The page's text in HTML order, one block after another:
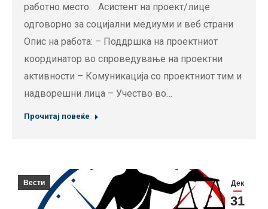
работно место: Асистент на проект/лице
одговорно за социјални медиуми и веб страни
Опис на работа: – Поддршка на проектниот
координатор во спроведување на проектни
активности – Комуникација со проектниот тим и
надворешни лица – Учество во…
Прочитај повеќе
Дек
31
Вести